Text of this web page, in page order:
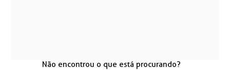
Não encontrou o que está procurando?